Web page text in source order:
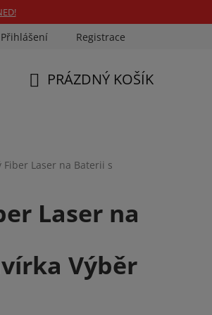
míru Průkazové Foto
Přihlášení Registrace
PRÁZDNÝ KOŠÍK
Fiber Laser na Baterii s
Laser na
Výběr